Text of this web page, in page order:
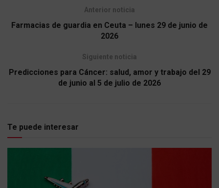
Anterior noticia
Farmacias de guardia en Ceuta – lunes 29 de junio de
2026
Siguiente noticia
Predicciones para Cáncer: salud, amor y trabajo del 29
de junio al 5 de julio de 2026
Te puede interesar